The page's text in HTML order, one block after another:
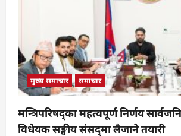
इन्टरनेशनल
२०२६
सम्पन्न,
अमर
वान्तु
र
हरि
ढुंगेल
दीर्घसाधना
मुख्य समाचार समाचार
मन्त्रिपरिषद्का महत्वपूर्ण निर्णय
विधेयक सङ्घीय संसद्‌मा लैजाने तयारी